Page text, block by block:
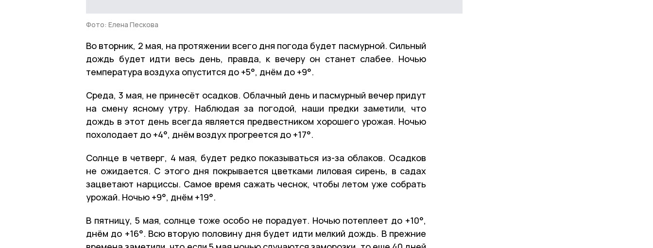
Фото: Елена Пескова
Во вторник, 2 мая, на протяжении всего дня погода будет пасмурной. Сильный
дождь будет идти весь день, правда, к вечеру он станет слабее. Ночью
температура воздуха опустится до +5°, днём до +9°.
Среда, 3 мая, не принесёт осадков. Облачный день и пасмурный вечер придут
на смену ясному утру. Наблюдая за погодой, наши предки заметили, что
дождь в этот день всегда является предвестником хорошего урожая. Ночью
похолодает до +4°, днём воздух прогреется до +17°.
Солнце в четверг, 4 мая, будет редко показываться из-за облаков. Осадков
не ожидается. С этого дня покрывается цветками лиловая сирень, в садах
зацветают нарциссы. Самое время сажать чеснок, чтобы летом уже собрать
урожай. Ночью +9°, днём +19°.
В пятницу, 5 мая, солнце тоже особо не порадует. Ночью потеплеет до +10°,
днём до +16°. Всю вторую половину дня будет идти мелкий дождь. В прежние